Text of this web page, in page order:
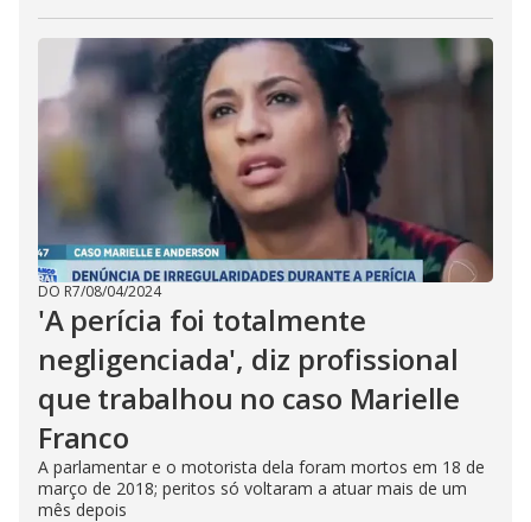
DO R7/08/04/2024
'A perícia foi totalmente
negligenciada', diz profissional
que trabalhou no caso Marielle
Franco
A parlamentar e o motorista dela foram mortos em 18 de
março de 2018; peritos só voltaram a atuar mais de um
mês depois